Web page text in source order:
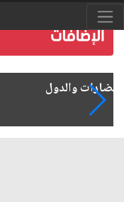
رواتب